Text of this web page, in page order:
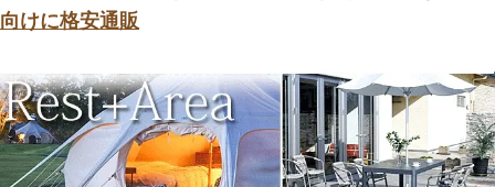
向けに格安通販